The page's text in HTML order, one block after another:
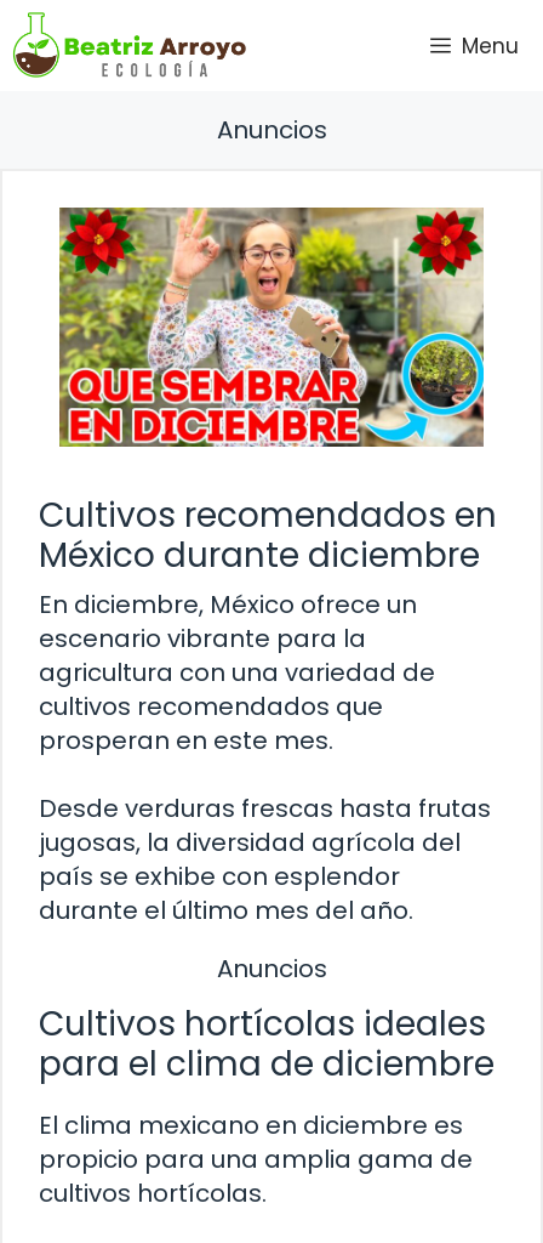
Saltar
al
contenido
Menu
Anuncios
Cultivos recomendados en
México durante diciembre
En diciembre, México ofrece un
escenario vibrante para la
agricultura con una variedad de
cultivos recomendados que
prosperan en este mes.
Desde verduras frescas hasta frutas
jugosas, la diversidad agrícola del
país se exhibe con esplendor
durante el último mes del año.
Anuncios
Cultivos hortícolas ideales
para el clima de diciembre
El clima mexicano en diciembre es
propicio para una amplia gama de
cultivos hortícolas.